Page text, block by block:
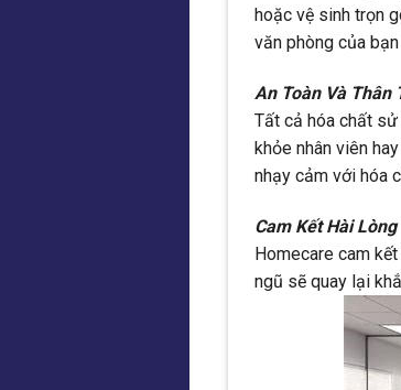
hoặc vệ sinh trọn
văn phòng của
An Toàn Và Thân
Tất cả hóa chất
khỏe nhân viên
nhạy cảm với hóa
Cam Kết Hài Lòng
Homecare cam
ngũ sẽ quay lại